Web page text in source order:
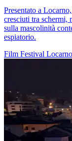
Presentato a
cresciuti tra schermi,
sulla mascolinità
espiatorio.
Film Festival Locarno